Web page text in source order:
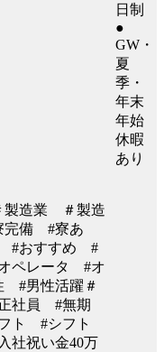
日制
●
GW・
夏
季・
年末
年始
休暇
あり
造業 ＃製造
備 #寮あ
#おすすめ #
ペレータ #オ
#男性活躍＃
社員 #無期
ト #シフト
祝い金40万